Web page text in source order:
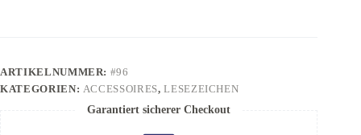
ARTIKELNUMMER: #96
KATEGORIEN: ACCESSOIRES,LESEZEICHEN
Garantiert sicherer Checkout